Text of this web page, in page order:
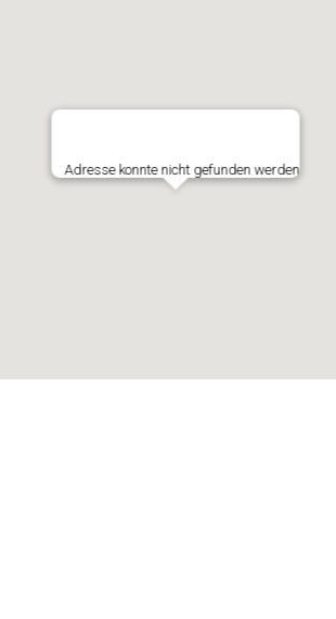
Adresse konnte nicht gefunden werden